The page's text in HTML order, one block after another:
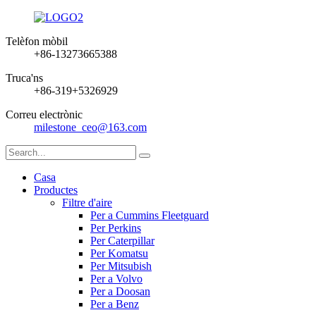
Telèfon mòbil
+86-13273665388
Truca'ns
+86-319+5326929
Correu electrònic
milestone_ceo@163.com
Casa
Productes
Filtre d'aire
Per a Cummins Fleetguard
Per Perkins
Per Caterpillar
Per Komatsu
Per Mitsubish
Per a Volvo
Per a Doosan
Per a Benz